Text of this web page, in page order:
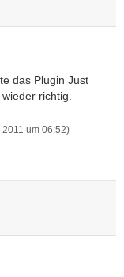
das Plugin Just
richtig.
um 06:52)